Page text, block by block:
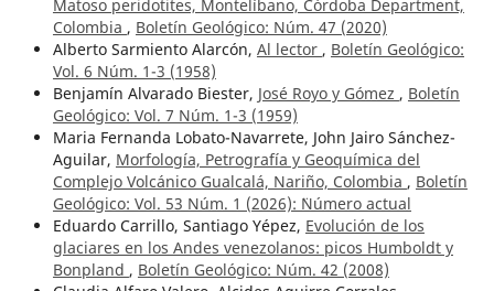
Matoso peridotites, Montelíbano, Córdoba Department,
Colombia , Boletín Geológico: Núm. 47 (2020)
Alberto Sarmiento Alarcón, Al lector , Boletín Geológico:
Vol. 6 Núm. 1-3 (1958)
Benjamín Alvarado Biester, José Royo y Gómez , Boletín
Geológico: Vol. 7 Núm. 1-3 (1959)
Maria Fernanda Lobato-Navarrete, John Jairo Sánchez-
Aguilar, Morfología, Petrografía y Geoquímica del
Complejo Volcánico Gualcalá, Nariño, Colombia , Boletín
Geológico: Vol. 53 Núm. 1 (2026): ¨Número actual
Eduardo Carrillo, Santiago Yépez, Evolución de los
glaciares en los Andes venezolanos: picos Humboldt y
Bonpland , Boletín Geológico: Núm. 42 (2008)